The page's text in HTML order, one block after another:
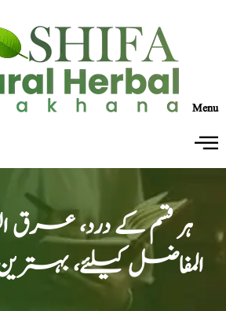
Menu
ہر قسم کے درد، عرق
المفاضل کیلئے،